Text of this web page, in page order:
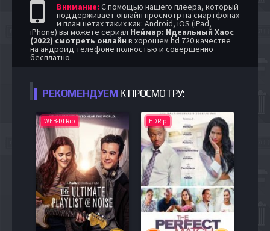
Внимание: С помощью нашего плеера, который
поддерживает онлайн просмотр на смартфонах
и планшетах таких как: Android, iOS (iPad,
iPhone) вы можете сериал Неймар: Идеальный Хаос
(2022) смотреть онлайн в хорошем hd 720 качестве
на андроид телефоне полностью и совершенно
бесплатно.
РЕКОМЕНДУЕМ К ПРОСМОТРУ:
WEB-DLRip HDRip